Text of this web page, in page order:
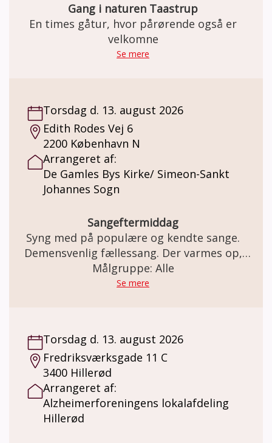
Gang i naturen Taastrup
En times gåtur, hvor pårørende også er
velkomne
Se mere
Torsdag d. 13. august 2026
Edith Rodes Vej 6
2200 København N
Arrangeret af:
De Gamles Bys Kirke/ Simeon-Sankt
Johannes Sogn
Sangeftermiddag
Syng med på populære og kendte sange.
Demensvenlig fællessang. Der varmes op,
inden vi synger (om årstiderne, glæder,
sorger, naturen, og meget mere i selskab)
Målgruppe: Alle
Se mere
Torsdag d. 13. august 2026
Fredriksværksgade 11 C
3400 Hillerød
Arrangeret af:
Alzheimerforeningens lokalafdeling
Hillerød